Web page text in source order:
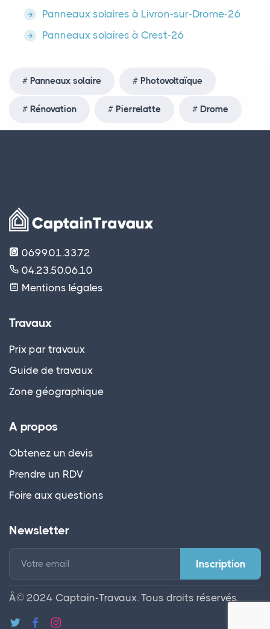
Panneaux solaires à Livron-sur-Drome-26
Panneaux solaires à Crest-26
Panneaux solaire Photovoltaïque
Rénovation Pierrelatte Drome
06.99.01.33.72
04.23.50.06.10
Mentions légales
Travaux
Prix par travaux
Guide de travaux
Zone géographique
A propos
Obtenez un devis
Prendre un RDV
Foire aux questions
Newsletter
Votre email
Â© 2024 Captain-Travaux. Tous droits réservés.